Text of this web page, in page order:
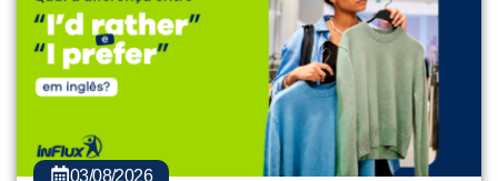
03/08/2026